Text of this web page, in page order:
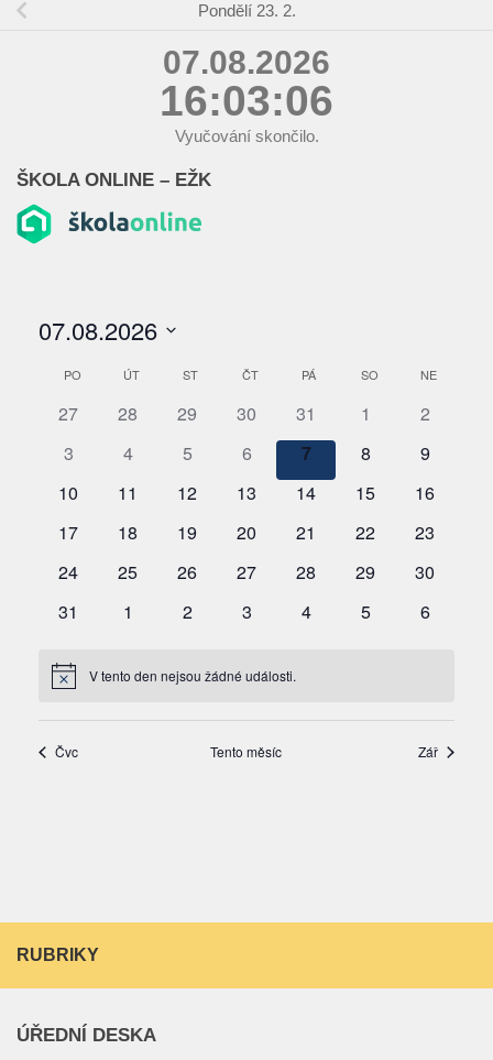
Pondělí 23. 2.
07.08.2026
16:03:06
Vyučování skončilo.
ŠKOLA ONLINE – EŽK
RUBRIKY
ÚŘEDNÍ DESKA